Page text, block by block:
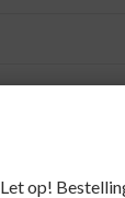
Let op!